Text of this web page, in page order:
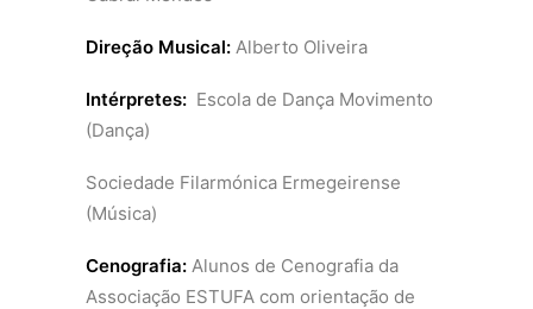
Direção Musical: Alberto Oliveira
Intérpretes: Escola de Dança Movimento
(Dança)
Sociedade Filarmónica Ermegeirense
(Música)
Cenografia: Alunos de Cenografia da
Associação ESTUFA com orientação de